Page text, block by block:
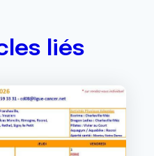
liés